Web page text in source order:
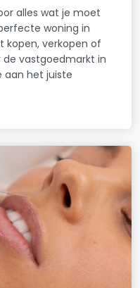
alles wat je moet
woning in
kopen, verkopen of
de vastgoedmarkt in
aan het juiste